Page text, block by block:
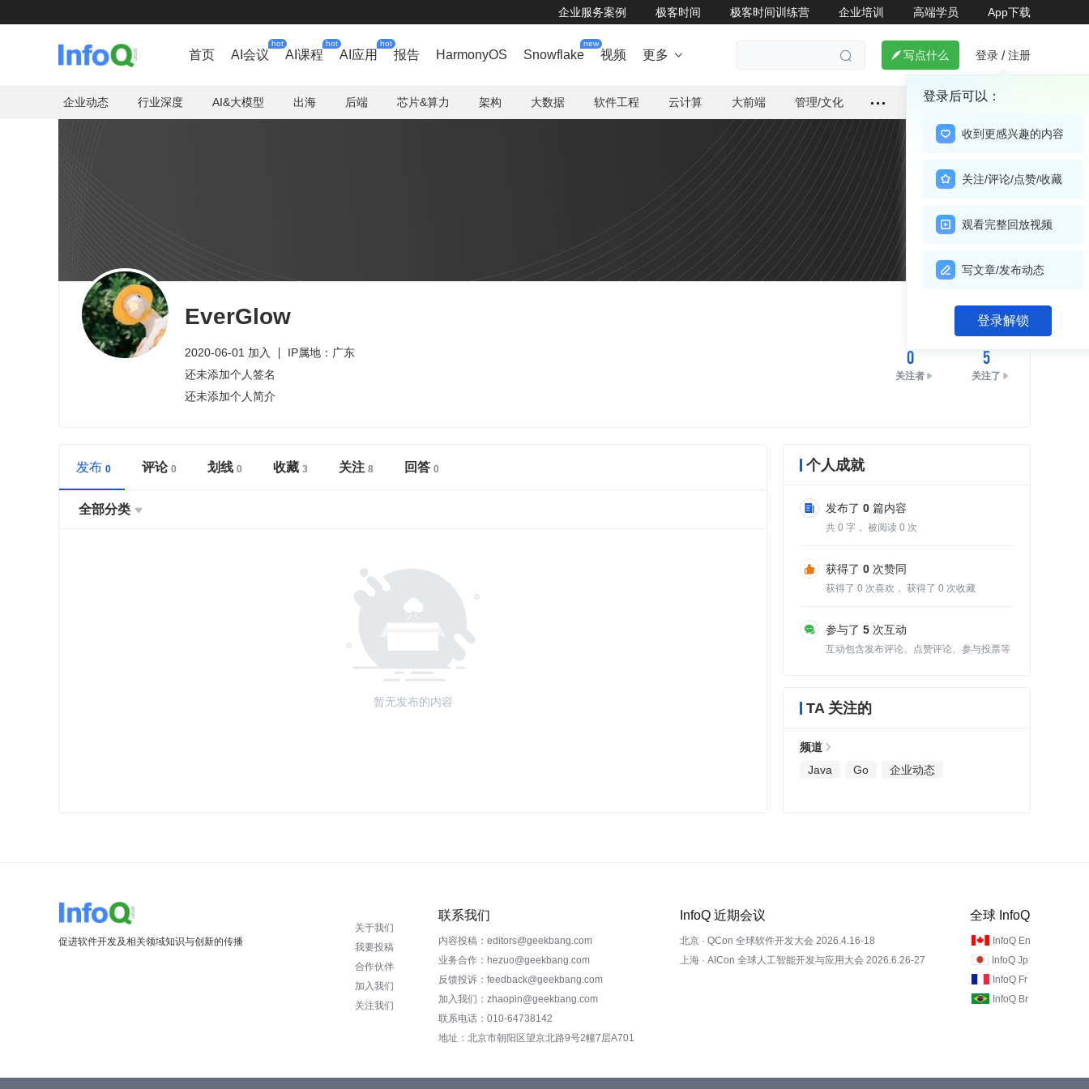
企业服务案例 极客时间 极客时间训练营 企业培训 高端学员 App下载
首页 AI会议
hot
AI课程
hot
AI应用
hot
报告 HarmonyOS Snowflake
new
视频 更多    写点什么 登录 / 注册
登录后可以：
收到更感兴趣的内容
关注/评论/点赞/收藏
观看完整回放视频
写文章/发布动态
登录解锁
企业动态 行业深度 AI&大模型 出海 后端 芯片&算力 架构 大数据 软件工程 云计算 大前端 管理/文化
EverGlow
2020-06-01 加入
IP属地：广东
还未添加个人签名
还未添加个人简介
关注
0
关注者
5
关注了
发布 评论 划线 收藏 关注 回答
全部分类 
暂无发布的内容
个人成就
发布了 0 篇内容
共 0 字， 被阅读 0 次
获得了 0 次赞同
获得了 0 次喜欢， 获得了 0 次收藏
参与了 5 次互动
互动包含发布评论、点赞评论、参与投票等
TA 关注的
频道
Java
Go 企业动态
促进软件开发及相关领域知识与创新的传播
关于我们
我要投稿
合作伙伴
加入我们
关注我们
联系我们
内容投稿：editors@geekbang.com
业务合作：hezuo@geekbang.com
反馈投诉：feedback@geekbang.com
加入我们：zhaopin@geekbang.com
联系电话：010-64738142
地址：北京市朝阳区望京北路9号2幢7层A701
InfoQ 近期会议
北京 · QCon 全球软件开发大会 2026.4.16-18
上海 · AICon 全球人工智能开发与应用大会 2026.6.26-27
全球 InfoQ
InfoQ En
InfoQ Jp
InfoQ Fr
InfoQ Br